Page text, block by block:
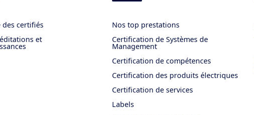
des certifiés
et
Nos top prestations
Certification de Systèmes de
Management
Certification de compétences
Certification des produits électriques
Certification de services
Labels